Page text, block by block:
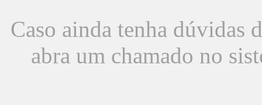
Caso ainda tenha dúvidas
abra um chamado no